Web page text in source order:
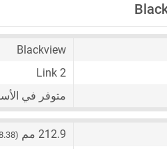
Blackview
Link 2
متوفر في
212.9 مم (8.38 إنش)